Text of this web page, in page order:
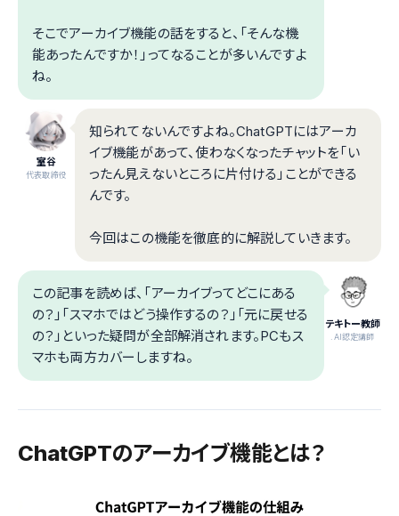
そこでアーカイブ機能の話をすると、「そんな機
能あったんですか！」ってなることが多いんですよ
ね。
室谷
代表取締役
知られてないんですよね。ChatGPTにはアーカ
イブ機能があって、使わなくなったチャットを「い
ったん見えないところに片付ける」ことができる
んです。
今回はこの機能を徹底的に解説していきます。
テキトー教師
.AI認定講師
この記事を読めば、「アーカイブってどこにある
の？」「スマホではどう操作するの？」「元に戻せる
の？」といった疑問が全部解消されます。PCもス
マホも両方カバーしますね。
ChatGPTのアーカイブ機能とは？